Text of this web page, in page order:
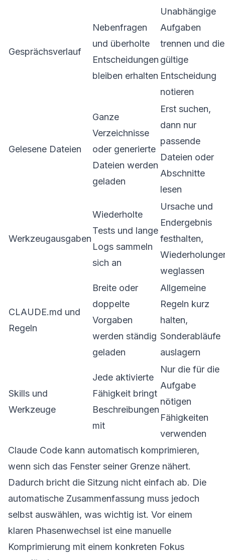
Gesprächsverlauf
Nebenfragen
und überholte
Entscheidungen
bleiben erhalten
Unabhängige
Aufgaben
trennen und die
gültige
Entscheidung
notieren
Gelesene Dateien
Ganze
Verzeichnisse
oder generierte
Dateien werden
geladen
Erst suchen,
dann nur
passende
Dateien oder
Abschnitte
lesen
Werkzeugausgaben
Wiederholte
Tests und lange
Logs sammeln
sich an
Ursache und
Endergebnis
festhalten,
weglassen
CLAUDE.md und
Regeln
Breite oder
doppelte
Vorgaben
werden ständig
geladen
Allgemeine
Regeln kurz
halten,
Sonderabläufe
auslagern
Skills und
Werkzeuge
Jede aktivierte
Fähigkeit bringt
Beschreibungen
mit
Nur die für die
Aufgabe
nötigen
Fähigkeiten
verwenden
Claude Code kann automatisch komprimieren,
wenn sich das Fenster seiner Grenze nähert.
Dadurch bricht die Sitzung nicht einfach ab. Die
automatische Zusammenfassung muss jedoch
selbst auswählen, was wichtig ist. Vor einem
klaren Phasenwechsel ist eine manuelle
Komprimierung mit einem konkreten Fokus